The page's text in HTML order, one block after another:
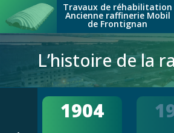
Skip to main contentTravaux de réhabilitation
Ancienne raffinerie Mobil
de Frontignan
Main navigation
L’histoire de la
1904